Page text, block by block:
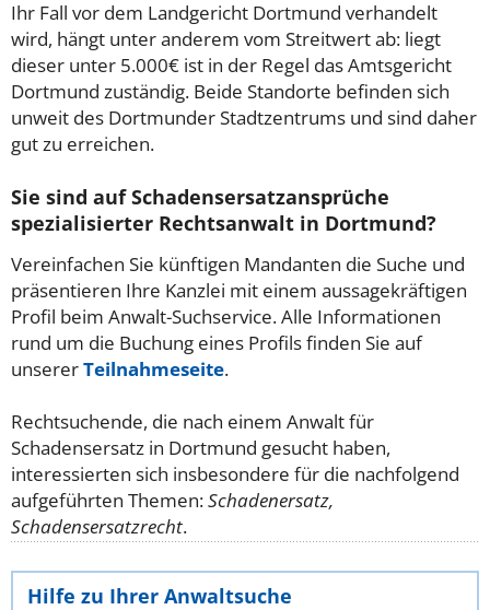
Ihr Fall vor dem Landgericht Dortmund verhandelt
wird, hängt unter anderem vom Streitwert ab: liegt
dieser unter 5.000€ ist in der Regel das Amtsgericht
Dortmund zuständig. Beide Standorte befinden sich
unweit des Dortmunder Stadtzentrums und sind daher
gut zu erreichen.
Sie sind auf Schadensersatzansprüche
spezialisierter Rechtsanwalt in Dortmund?
Vereinfachen Sie künftigen Mandanten die Suche und
präsentieren Ihre Kanzlei mit einem aussagekräftigen
Profil beim Anwalt-Suchservice. Alle Informationen
rund um die Buchung eines Profils finden Sie auf
unsererTeilnahmeseite.
Rechtsuchende, die nach einem Anwalt für
Schadensersatz in Dortmund gesucht haben,
interessierten sich insbesondere für die nachfolgend
aufgeführten Themen:Schadenersatz,
Schadensersatzrecht.
Hilfe zu Ihrer Anwaltsuche